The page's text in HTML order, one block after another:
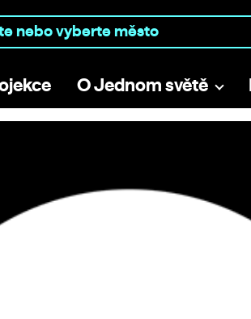
O Jednom světě